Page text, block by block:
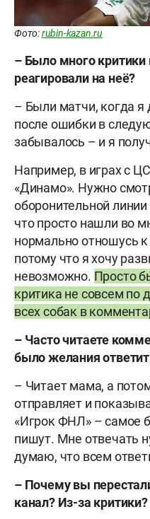
Фото:rubin-kazan.ru
– Было много
реагировали на неё?
– Были матчи, когда я
после ошибки в
забывалось – и я
Например, в играх с
«Динамо». Нужно
оборонительной
что просто нашли во
нормально отношусь к
потому что я хочу
невозможно. Просто
критика не совсем по
всех собак в
– Часто читаете
было желания
– Читает мама, а
отправляет и
«Игрок ФНЛ» – самое
пишут. Мне отвечать
думаю, что всем
– Почему вы
канал? Из-за критики?